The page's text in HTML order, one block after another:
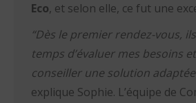
Eco, et selon elle, ce fut une
“Dès le premier rendez-vous,
temps d’évaluer mes besoins
conseiller une solution
explique Sophie. L’équipe de